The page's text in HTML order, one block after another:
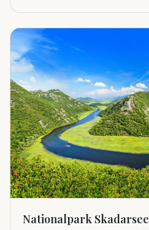
Nationalpark Skadarsee